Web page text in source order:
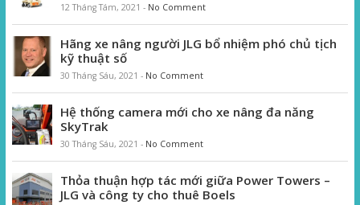
12 Tháng Tám, 2021 - No Comment
Hãng xe nâng người JLG bổ nhiệm phó chủ tịch
kỹ thuật số
30 Tháng Sáu, 2021 - No Comment
Hệ thống camera mới cho xe nâng đa năng
SkyTrak
30 Tháng Sáu, 2021 - No Comment
Thỏa thuận hợp tác mới giữa Power Towers –
JLG và công ty cho thuê Boels